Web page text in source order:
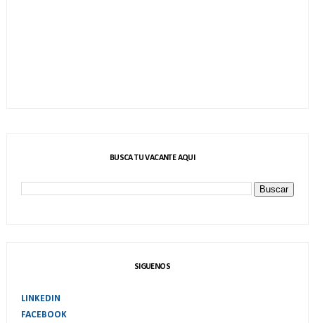
BUSCA TU VACANTE AQUI
SIGUENOS
LINKEDIN
FACEBOOK